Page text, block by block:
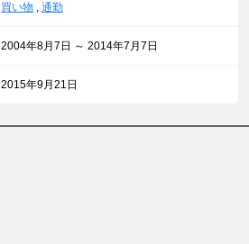
買い物 , 通勤
2004年8月7日 ～ 2014年7月7日
2015年9月21日